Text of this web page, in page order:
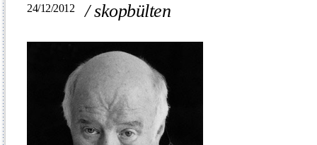
24/12/2012 /skopbülten